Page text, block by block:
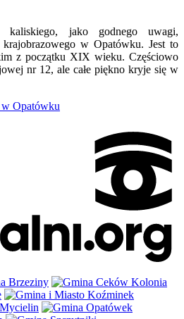
kaliskiego, jako godnego uwagi,
w Opatówku. Jest to
z początku XIX wieku. Częściowo
nr 12, ale całe piękno kryje się w
Opatówku